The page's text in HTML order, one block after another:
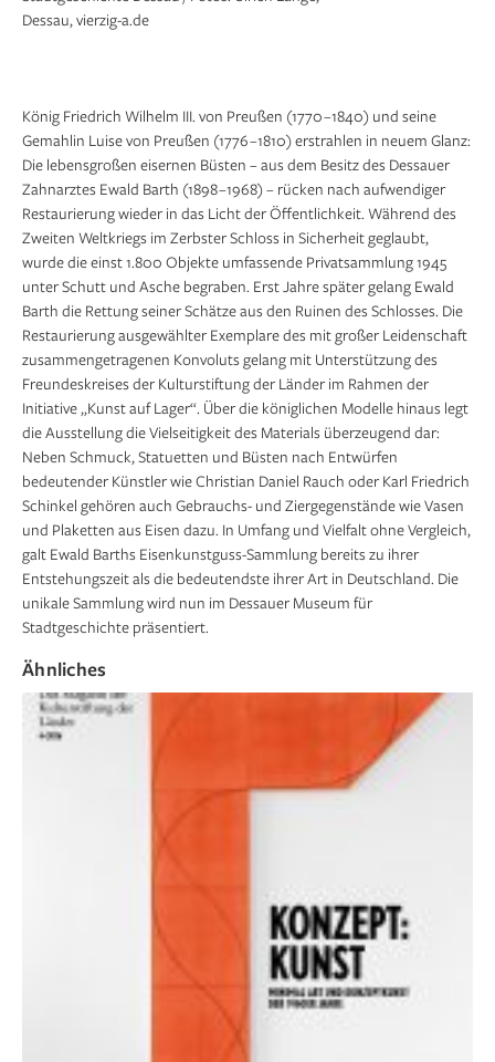
Dessau, vierzig-a.de
Viktoria-Statuette (Teil eines ursprünglich
vierarmigen Leuchters), um 1820 –30, aus der
König Friedrich Wilhelm III. von Preußen (1770 –1840) und seine
Gemahlin Luise von Preußen (1776 –1810) erstrahlen in neuem Glanz:
Die lebensgroßen eisernen Büsten – aus dem Besitz des Dessauer
Zahnarztes Ewald Barth (1898 –1968) – rücken nach aufwendiger
Restaurierung wieder in das Licht der Öffentlichkeit. Während des
Zweiten Weltkriegs im Zerbster Schloss in Sicherheit geglaubt,
wurde die einst 1.800 Objekte umfassende Privatsammlung 1945
unter Schutt und Asche begraben. Erst Jahre später gelang Ewald
Barth die Rettung seiner Schätze aus den Ruinen des Schlosses. Die
Restaurierung aus­gewählter Exemplare des mit großer Leidenschaft
zusammengetragenen Konvoluts gelang mit Unterstützung des
Freundeskreises der Kultur­stiftung der Länder im Rahmen der
Initiative „Kunst auf Lager“. Über die königlichen Modelle hinaus legt
die Ausstellung die Vielseitigkeit des Materials überzeugend dar:
Neben Schmuck, Statuetten und Büsten nach Entwürfen
bedeutender Künstler wie Christian Daniel Rauch oder Karl Friedrich
Schinkel gehören auch Gebrauchs- und Ziergegenstände wie Vasen
und Plaketten aus Eisen dazu. In Umfang und Vielfalt ohne Vergleich,
galt Ewald Barths Eisenkunstguss-Sammlung bereits zu ihrer
Entstehungszeit als die bedeutendste ihrer Art in Deutschland. Die
unikale Sammlung wird nun im Dessauer Museum für
Stadtgeschichte präsentiert.
Ähnliches